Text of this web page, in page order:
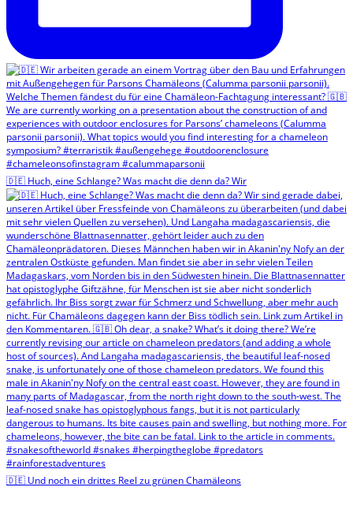
🇩🇪 Huch, eine Schlange? Was macht die denn da? Wir
🇩🇪 Und noch ein drittes Reel zu grünen Chamäleons